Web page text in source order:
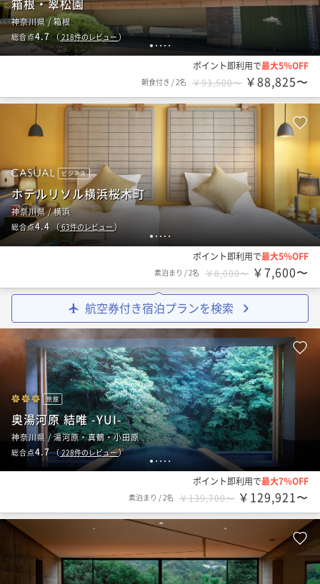
1 2 3 4 5
箱根・翠松園
神奈川県 / 箱根
総合点4.7（218件のレビュー ）
ポイント即利用で最大5％OFF
朝食付き /2名 ￥93,500〜 ￥88,825〜
1 2 3 4 5
ビジネス
ホテルリソル横浜桜木町
神奈川県 / 横浜
総合点4.4 （63件のレビュー）
ポイント即利用で最大5％OFF
素泊まり /2名 ￥8,000〜 ￥7,600〜
航空券付き宿泊プランを検索
1 2 3 4 5
旅館
奥湯河原 結唯 -YUI-
神奈川県 / 湯河原・真鶴・小田原
総合点4.7（228件のレビュー）
ポイント即利用で最大7％OFF
素泊まり /2名 ￥139,700〜 ￥129,921〜